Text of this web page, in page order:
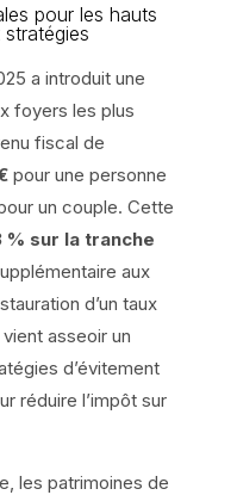
pour les hauts
a introduit une
foyers les plus
fiscal de
pour une personne
un couple. Cette
% sur la tranche
aux
d’un taux
vient asseoir un
d’évitement
réduire l’impôt sur
les patrimoines de